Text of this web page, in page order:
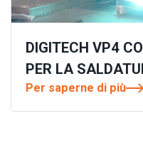
DIGITECH VP4
PER LA
Per saperne di più